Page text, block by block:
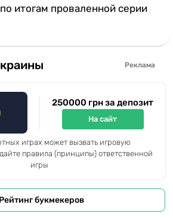
итогам проваленной серии
Реклама
250000 грн за депозит
На сайт
играх может вызвать игровую
правила (принципы) ответственной
игры
Рейтинг букмекеров